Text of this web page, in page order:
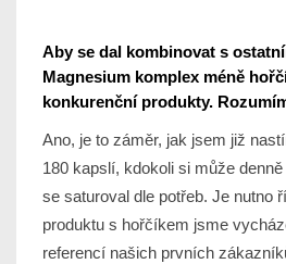
Aby se dal kombinovat s
Magnesium komplex méně
konkurenční produkty.
Ano, je to záměr, jak jsem již
180 kapslí, kdokoli si může
se saturoval dle potřeb. Je nutno
produktu s hořčíkem jsme
referencí našich prvních